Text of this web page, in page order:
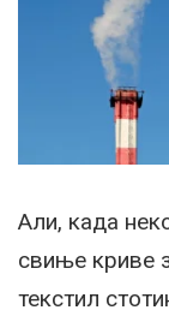
Али, када
свиње криве
текстил